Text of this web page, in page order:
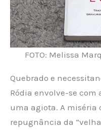
FOTO: Melissa
Quebrado e
Ródia envolve-se com
uma agiota. A miséria
repugnância da